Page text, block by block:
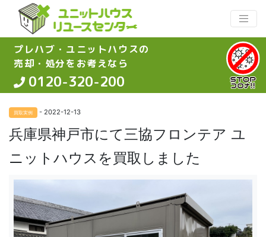
プレハブ・ユニットハウスの
売却・処分をお考えなら
0120-320-200
買取実例 - 2022-12-13
兵庫県神戸市にて三協フロンテア ユ
ニットハウスを買取しました